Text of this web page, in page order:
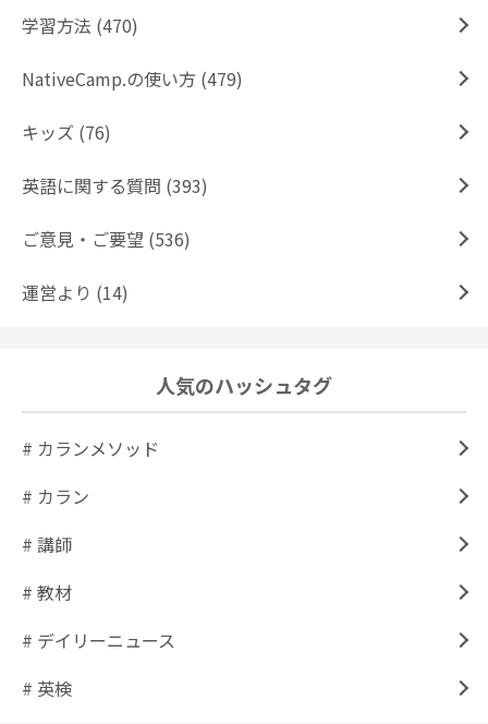
学習方法 (470)
NativeCamp.の使い方 (479)
キッズ (76)
英語に関する質問 (393)
ご意見・ご要望 (536)
運営より (14)
人気のハッシュタグ
# カランメソッド
# カラン
# 講師
# 教材
# デイリーニュース
# 英検